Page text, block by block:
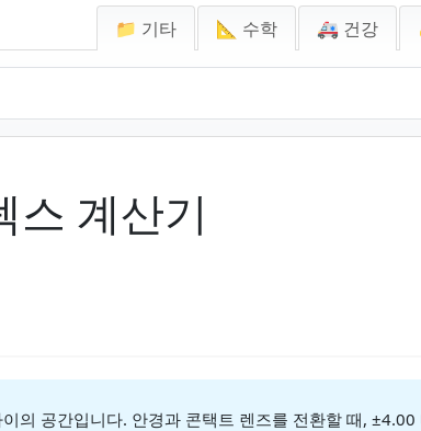
📁 기타 📐 수학 🚑 건강
스 계산기
의 공간입니다. 안경과 콘택트 렌즈를 전환할 때, ±4.00